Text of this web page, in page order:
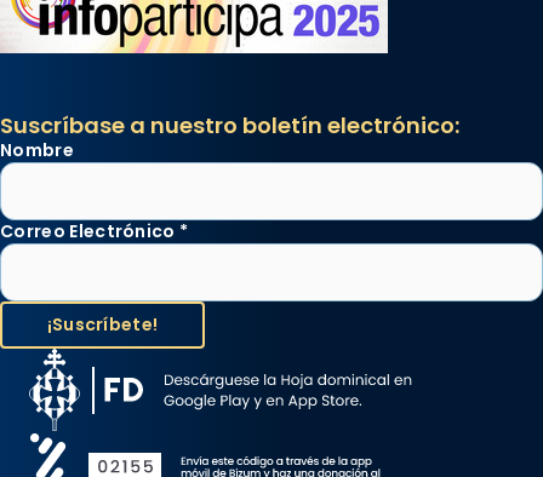
Suscríbase a nuestro boletín electrónico:
Nombre
Correo Electrónico *